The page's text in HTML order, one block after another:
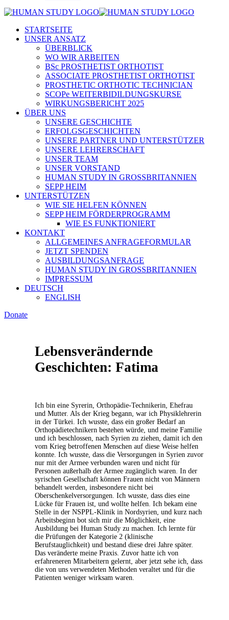
STARTSEITE
UNSER ANSATZ
ÜBERBLICK
WO WIR ARBEITEN
BSc PROSTHETIST ORTHOTIST
ASSOCIATE PROSTHETIST ORTHOTIST
PROSTHETIC ORTHOTIC TECHNICIAN
SCOPe WEITERBIDILDUNGSKURSE
WIRKUNGSBERICHT 2025
ÜBER UNS
UNSERE GESCHICHTE
ERFOLGSGESCHICHTEN
UNSERE PARTNER UND UNTERSTÜTZER
UNSERE LEHRERSCHAFT
UNSER TEAM
UNSER VORSTAND
HUMAN STUDY IN GROSSBRITANNIEN
SEPP HEIM
UNTERSTÜTZEN
WIE SIE HELFEN KÖNNEN
SEPP HEIM FÖRDERPROGRAMM
WIE ES FUNKTIONIERT
KONTAKT
ALLGEMEINES ANFRAGEFORMULAR
JETZT SPENDEN
AUSBILDUNGSANFRAGE
HUMAN STUDY IN GROSSBRITANNIEN
IMPRESSUM
DEUTSCH
ENGLISH
Donate
Lebensverändernde
Geschichten: Fatima
Ich bin eine Syrerin, Orthopädie-Technikerin, Ehefrau
und Mutter. Als der Krieg begann, war ich Physiklehrerin
in der Türkei. Ich wusste, dass ein großer Bedarf an
Orthopädietechnikern bestehen würde, und meine Familie
und ich beschlossen, nach Syrien zu ziehen, damit ich den
vom Krieg betroffenen Menschen auf diese Weise helfen
konnte. Ich wusste, dass die Versorgungen in Syrien zuvor
nur mit der Armee verbunden waren und nicht für
Personen außerhalb der Armee zugänglich waren. In der
syrischen Gesellschaft können Frauen nicht von Männern
behandelt werden, insbesondere nicht bei
Oberschenkelversorgungen. Ich wusste, dass dies eine
Lücke für Frauen ist, und wollte helfen. Ich bekam eine
Stelle in der NSPPL-Klinik in Nordsyrien, und kurz nach
Arbeitsbeginn bot sich mir die Möglichkeit, eine
Ausbildung bei Human Study zu machen. Ich lernte für
die Prüfungen der Kategorie 2 (klinische
Berufstauglichkeit) und bestand diese drei Jahre später.
Das veränderte meine Praxis. Zuvor hatte ich von
erfahreneren Mitarbeitern gelernt, aber jetzt sehe ich, dass
die von uns verwendeten Methoden veraltet und für die
Patienten weniger wirksam waren.